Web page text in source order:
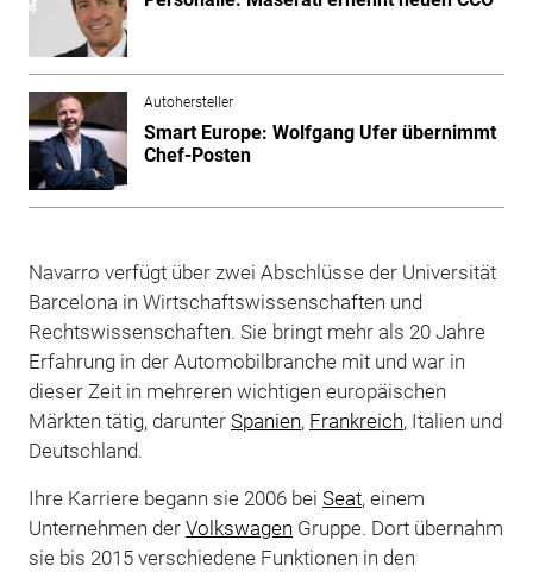
Autohersteller
Smart Europe: Wolfgang Ufer übernimmt
Chef-Posten
Navarro verfügt über zwei Abschlüsse der Universität
Barcelona in Wirtschaftswissenschaften und
Rechtswissenschaften. Sie bringt mehr als 20 Jahre
Erfahrung in der Automobilbranche mit und war in
dieser Zeit in mehreren wichtigen europäischen
Märkten tätig, darunter Spanien, Frankreich, Italien und
Deutschland.
Ihre Karriere begann sie 2006 bei Seat, einem
Unternehmen der Volkswagen Gruppe. Dort übernahm
sie bis 2015 verschiedene Funktionen in den